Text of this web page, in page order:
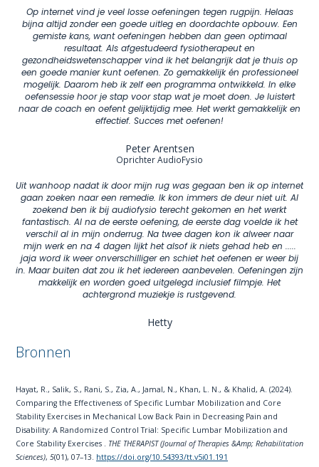
Op internet vind je veel losse oefeningen tegen rugpijn. Helaas
bijna altijd zonder een goede uitleg en doordachte opbouw. Een
gemiste kans, want oefeningen hebben dan geen optimaal
resultaat. Als afgestudeerd fysiotherapeut en
gezondheidswetenschapper vind ik het belangrijk dat je thuis op
een goede manier kunt oefenen. Zo gemakkelijk én professioneel
mogelijk. Daarom heb ik zelf een programma ontwikkeld. In elke
oefensessie hoor je stap voor stap wat je moet doen. Je luistert
naar de coach en oefent gelijktijdig mee. Het werkt gemakkelijk en
effectief. Succes met oefenen!
Peter Arentsen
Oprichter AudioFysio
Uit wanhoop nadat ik door mijn rug was gegaan ben ik op internet
gaan zoeken naar een remedie. Ik kon immers de deur niet uit. Al
zoekend ben ik bij audiofysio terecht gekomen en het werkt
fantastisch. Al na de eerste oefening, de eerste dag voelde ik het
verschil al in mijn onderrug. Na twee dagen kon ik alweer naar
mijn werk en na 4 dagen lijkt het alsof ik niets gehad heb en .....
jaja word ik weer onverschilliger en schiet het oefenen er weer bij
in. Maar buiten dat zou ik het iedereen aanbevelen. Oefeningen zijn
makkelijk en worden goed uitgelegd inclusief filmpje. Het
achtergrond muziekje is rustgevend.
Hetty
Bronnen
Hayat, R., Salik, S., Rani, S., Zia, A., Jamal, N., Khan, L. N., & Khalid, A. (2024).
Comparing the Effectiveness of Specific Lumbar Mobilization and Core
Stability Exercises in Mechanical Low Back Pain in Decreasing Pain and
Disability: A Randomized Control Trial: Specific Lumbar Mobilization and
Core Stability Exercises . THE THERAPIST (Journal of Therapies &Amp; Rehabilitation
Sciences), 5(01), 07–13. https://doi.org/10.54393/tt.v5i01.191